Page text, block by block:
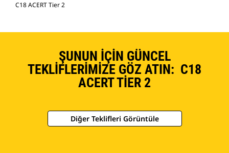
C18 ACERT Tier 2
ŞUNUN İÇIN GÜNCEL
TEKLIFLERIMIZE GÖZ ATIN: C18
ACERT TIER 2
Diğer Teklifleri Görüntüle